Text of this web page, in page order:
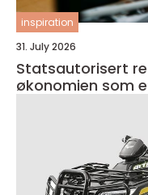
inspiration
31. July 2026
Statsautorisert
økonomien som